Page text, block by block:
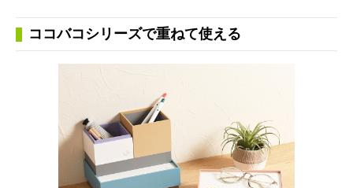
ココバコシリーズで重ねて使える